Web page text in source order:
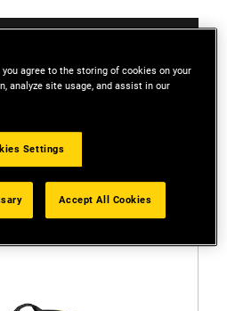
you agree to the storing of cookies on your
analyze site usage, and assist in our
Settings
Accept All Cookies